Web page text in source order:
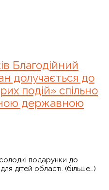
Благодійний
долучається до
подій» спільно
державною
подарунки до
дітей області. (більше…)